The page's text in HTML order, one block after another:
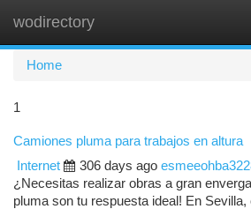
wodirectory
Home
1
Camiones pluma para trabajos en altura
Internet
306 days ago
¿Necesitas realizar obras a gran
pluma son tu respuesta ideal! En